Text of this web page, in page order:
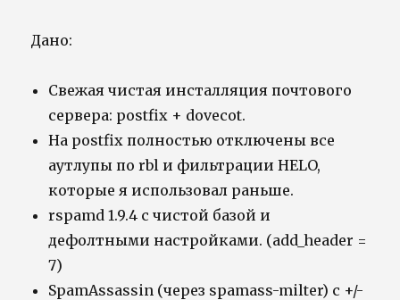
Дано:
Свежая чистая инсталляция почтового
сервера: postfix + dovecot.
На postfix полностью отключены все
аутлупы по rbl и фильтрации HELO,
которые я использовал раньше.
rspamd 1.9.4 с чистой базой и
дефолтными настройками. (add_header =
7)
SpamAssassin (через spamass-milter) с +/-